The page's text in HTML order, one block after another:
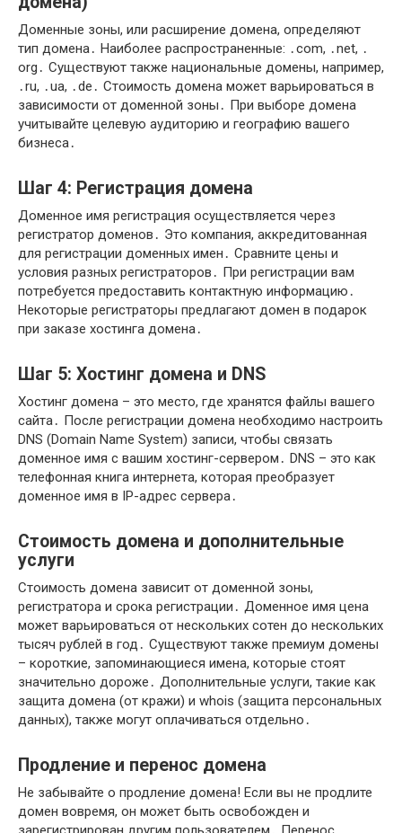
Доменные зоны, или расширение домена, определяют
тип домена․ Наиболее распространенные: ․com, ․net, ․
org․ Существуют также национальные домены, например,
․ru, ․ua, ․de․ Стоимость домена может варьироваться в
зависимости от доменной зоны․ При выборе домена
учитывайте целевую аудиторию и географию вашего
бизнеса․
Шаг 4: Регистрация домена
Доменное имя регистрация осуществляется через
регистратор доменов․ Это компания, аккредитованная
для регистрации доменных имен․ Сравните цены и
условия разных регистраторов․ При регистрации вам
потребуется предоставить контактную информацию․
Некоторые регистраторы предлагают домен в подарок
при заказе хостинга домена․
Шаг 5: Хостинг домена и DNS
Хостинг домена – это место, где хранятся файлы вашего
сайта․ После регистрации домена необходимо настроить
DNS (Domain Name System) записи, чтобы связать
доменное имя с вашим хостинг-сервером․ DNS – это как
телефонная книга интернета, которая преобразует
доменное имя в IP-адрес сервера․
Стоимость домена и дополнительные
услуги
Стоимость домена зависит от доменной зоны,
регистратора и срока регистрации․ Доменное имя цена
может варьироваться от нескольких сотен до нескольких
тысяч рублей в год․ Существуют также премиум домены
– короткие, запоминающиеся имена, которые стоят
значительно дороже․ Дополнительные услуги, такие как
защита домена (от кражи) и whois (защита персональных
данных), также могут оплачиваться отдельно․
Продление и перенос домена
Не забывайте о продление домена! Если вы не продлите
домен вовремя, он может быть освобожден и